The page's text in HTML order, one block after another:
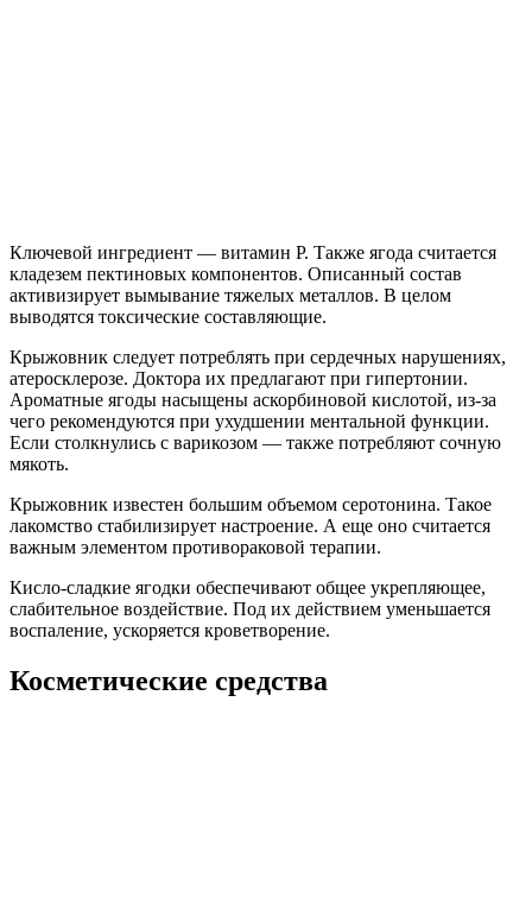
Ключевой ингредиент — витамин P. Также ягода считается
кладезем пектиновых компонентов. Описанный состав
активизирует вымывание тяжелых металлов. В целом
выводятся токсические составляющие.
Крыжовник следует потреблять при сердечных нарушениях,
атеросклерозе. Доктора их предлагают при гипертонии.
Ароматные ягоды насыщены аскорбиновой кислотой, из-за
чего рекомендуются при ухудшении ментальной функции.
Если столкнулись с варикозом — также потребляют сочную
мякоть.
Крыжовник известен большим объемом серотонина. Такое
лакомство стабилизирует настроение. А еще оно считается
важным элементом противораковой терапии.
Кисло-сладкие ягодки обеспечивают общее укрепляющее,
слабительное воздействие. Под их действием уменьшается
воспаление, ускоряется кроветворение.
Косметические средства